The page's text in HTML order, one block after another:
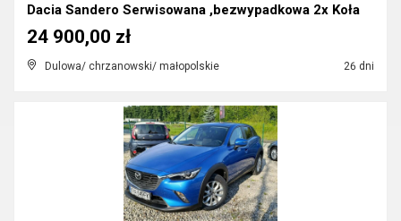
Dacia Sandero Serwisowana ,bezwypadkowa 2x Koła
Dulowa/ chrzanowski/ małopolskie 26 dni
24 900,00 zł